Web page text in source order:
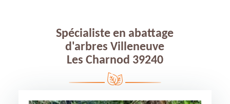
Spécialiste en abattage
d'arbres Villeneuve
Les Charnod 39240